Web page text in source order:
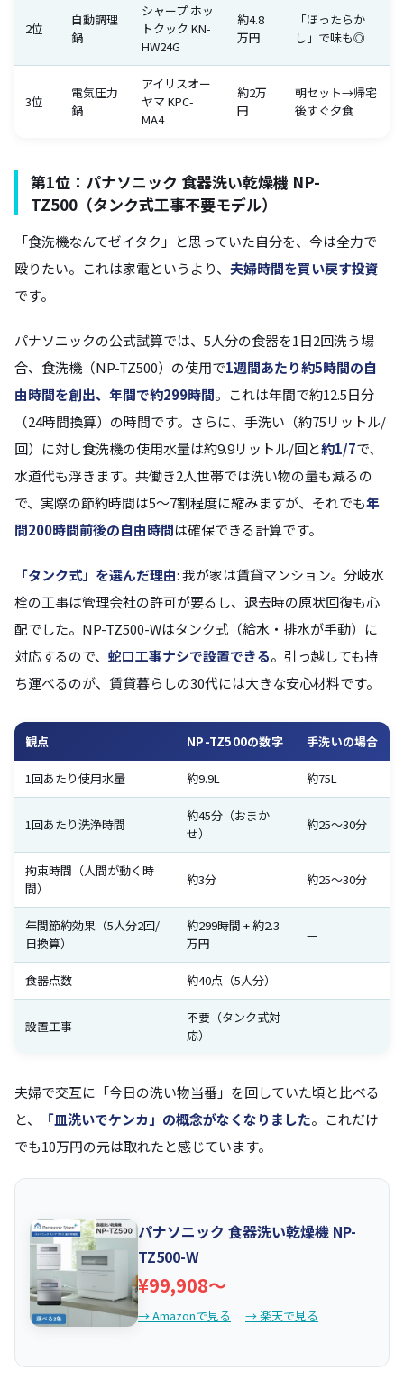
2位
自動調理
鍋
シャープ ホッ
トクック KN-
HW24G
約4.8
万円
「ほったらか
し」で味も◎
3位
電気圧力
鍋
アイリスオー
ヤマ KPC-
MA4
約2万
円
朝セット→帰宅
後すぐ夕食
第1位：パナソニック 食器洗い乾燥機 NP-
TZ500（タンク式工事不要モデル）
「食洗機なんてゼイタク」と思っていた自分を、今は全力で
殴りたい。これは家電というより、 夫婦時間を買い戻す投資
です。
パナソニックの公式試算では、5人分の食器を1日2回洗う場
合、食洗機（NP-TZ500）の使用で1週間あたり約5時間の自
由時間を創出、年間で約299時間。これは年間で約12.5日分
（24時間換算）の時間です。さらに、手洗い（約75リットル/
回）に対し食洗機の使用水量は約9.9リットル/回と約1/7で、
水道代も浮きます。共働き2人世帯では洗い物の量も減るの
で、実際の節約時間は5〜7割程度に縮みますが、それでも年
間200時間前後の自由時間は確保できる計算です。
「タンク式」を選んだ理由: 我が家は賃貸マンション。分岐水
栓の工事は管理会社の許可が要るし、退去時の原状回復も心
配でした。NP-TZ500-Wはタンク式（給水・排水が手動）に
対応するので、 蛇口工事ナシで設置できる。引っ越しても持
ち運べるのが、賃貸暮らしの30代には大きな安心材料です。
観点 NP-TZ500の数字 手洗いの場合
1回あたり使用水量 約9.9L 約75L
1回あたり洗浄時間
約45分（おまか
せ）
約25〜30分
拘束時間（人間が動く時
間）
約3分 約25〜30分
年間節約効果（5人分2回/
日換算）
約299時間 + 約2.3
万円
—
食器点数 約40点（5人分） —
設置工事
不要（タンク式対
応）
—
夫婦で交互に「今日の洗い物当番」を回していた頃と比べる
と、
「皿洗いでケンカ」の概念がなくなりました。これだけ
でも10万円の元は取れたと感じています。
パナソニック 食器洗い乾燥機 NP-
TZ500-W
¥99,908〜
→ Amazonで見る → 楽天で見る